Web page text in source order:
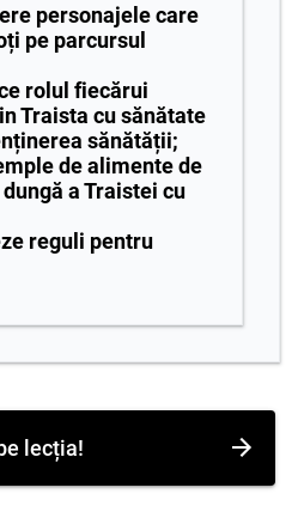
personajele care
pe parcursul
rolul fiecărui
Traista cu sănătate
sănătății;
de alimente de
a Traistei cu
reguli pentru
lecția!